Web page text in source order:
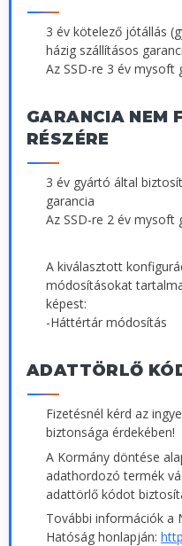
3 év kötelező jótállás
házig szállításos
Az SSD-re 3 év mysoft
GARANCIA NEM
RÉSZÉRE
3 év gyártó által
garancia
Az SSD-re 2 év mysoft
A kiválasztott
módosításokat
képest:
-Háttértár módosítás
ADATTÖRLŐ
Fizetésnél kérd az
biztonsága érdekében!
A Kormány döntése
adathordozó termék
adattörlő kódot
További információk a
Hatóság honlapján: